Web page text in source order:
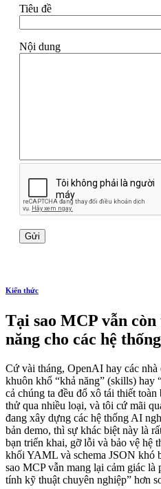
Tiêu đề
Nội dung
Kiến thức
Tại sao MCP vẫn
năng cho các hệ
Cứ vài tháng, OpenAI hay các
khuôn khổ “khả năng” (skills) hay
cả chúng ta đều đổ xô tái thiết
thử qua nhiều loại, và tôi cứ mãi
đang xây dựng các hệ thống AI
bản demo, thì sự khác biệt này là
bạn triển khai, gỡ lỗi và bảo vệ hệ
khối YAML và schema JSON khó
sao MCP vẫn mang lại cảm giác là
tính kỹ thuật chuyên nghiệp” hơn